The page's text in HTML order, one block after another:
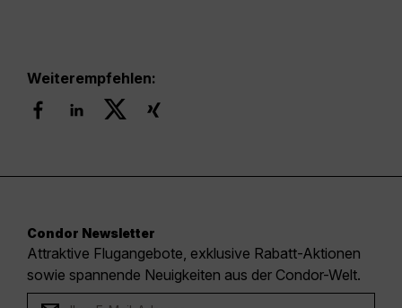
Weiterempfehlen:
Condor Newsletter
Attraktive Flugangebote, exklusive Rabatt-Aktionen
sowie spannende Neuigkeiten aus der Condor-Welt.